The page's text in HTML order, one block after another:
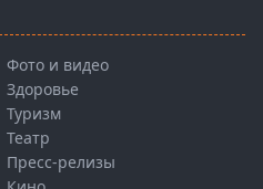
Фото и видео
Здоровье
Туризм
Театр
Пресс-релизы